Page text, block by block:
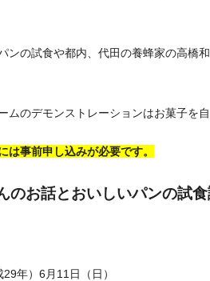
ンの試食や都内、代田の養蜂家の高橋
ムのデモンストレーションはお菓子を
は事前申し込みが必要です。
のお話とおいしいパンの試食
年）6月11日（日）